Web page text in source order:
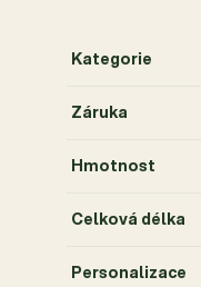
Kategorie
Záruka
Hmotnost
Celková délka
Personalizace